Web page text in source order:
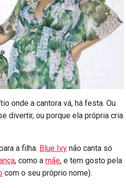
onde a cantora vá, há festa. Ou
divertir, ou porque ela própria cria
a filha. Blue Ivy não canta só
, como amãe, e tem gosto pela
com o seu próprio nome).